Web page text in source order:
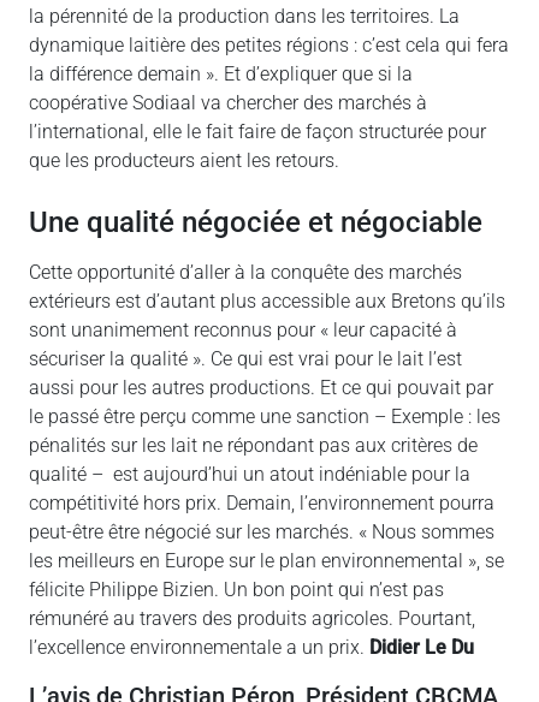
la pérennité de la production dans les territoires. La
dynamique laitière des petites régions : c’est cela qui fera
la différence demain ». Et d’expliquer que si la
coopérative Sodiaal va chercher des marchés à
l’international, elle le fait faire de façon structurée pour
que les producteurs aient les retours.
Une qualité négociée et négociable
Cette opportunité d’aller à la conquête des marchés
extérieurs est d’autant plus accessible aux Bretons qu’ils
sont unanimement reconnus pour « leur capacité à
sécuriser la qualité ». Ce qui est vrai pour le lait l’est
aussi pour les autres productions. Et ce qui pouvait par
le passé être perçu comme une sanction – Exemple : les
pénalités sur les lait ne répondant pas aux critères de
qualité – est aujourd’hui un atout indéniable pour la
compétitivité hors prix. Demain, l’environnement pourra
peut-être être négocié sur les marchés. « Nous sommes
les meilleurs en Europe sur le plan environnemental », se
félicite Philippe Bizien. Un bon point qui n’est pas
rémunéré au travers des produits agricoles. Pourtant,
l’excellence environnementale a un prix. Didier Le Du
L’avis de Christian Péron, Président CBCMA